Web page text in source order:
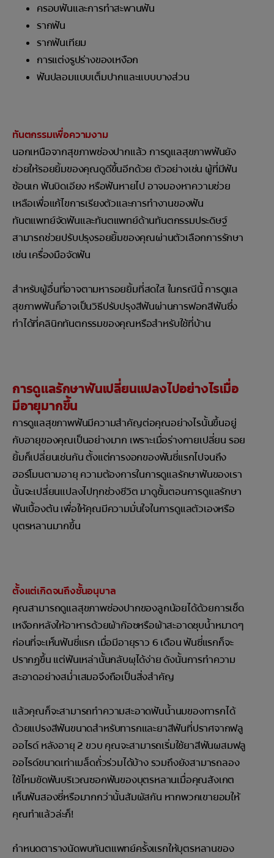
ครอบฟันและการทำสะพานฟัน
รากฟัน
รากฟันเทียม
การแต่งรูปร่างของเหงือก
ฟันปลอมแบบเต็มปากและแบบบางส่วน
ทันตกรรมเพื่อความงาม
นอกเหนือจากสุขภาพช่องปากแล้ว การดูแลสุขภาพฟันยัง
ช่วยให้รอยยิ้มของคุณดูดีขึ้นอีกด้วย ตัวอย่างเช่น ผู้ที่มีฟัน
ซ้อนเก ฟันบิดเอียง หรือฟันหายไป อาจมองหาความช่วย
เหลือเพื่อแก้ไขการเรียงตัวและการทำงานของฟัน
ทันตแพทย์จัดฟันและทันตแพทย์ด้านทันตกรรมประดิษฐ์
สามารถช่วยปรับปรุงรอยยิ้มของคุณผ่านตัวเลือกการรักษา
เช่น เครื่องมือจัดฟัน
สำหรับผู้อื่นที่อาจตามหารอยยิ้มที่สดใส ในกรณีนี้ การดูแล
สุขภาพฟันก็อาจเป็นวิธีปรับปรุงสีฟันผ่านการฟอกสีฟันซึ่ง
ทำได้ที่คลินิกทันตกรรมของคุณหรือสำหรับใช้ที่บ้าน
การดูแลรักษาฟันเปลี่ยนแปลงไปอย่างไรเมื่อ
มีอายุมากขึ้น
การดูแลสุขภาพฟันมีความสำคัญต่อคุณอย่างไรนั้นขึ้นอยู่
กับอายุของคุณเป็นอย่างมาก เพราะเมื่อร่างกายเปลี่ยน รอย
ยิ้มก็เปลี่ยนเช่นกัน ตั้งแต่การงอกของฟันซี่แรกไปจนถึง
ฮอร์โมนตามอายุ ความต้องการในการดูแลรักษาฟันของเรา
นั้นจะเปลี่ยนแปลงไปทุกช่วงชีวิต มาดูขั้นตอนการดูแลรักษา
ฟันเบื้องต้น เพื่อให้คุณมีความมั่นใจในการดูแลตัวเองหรือ
บุตรหลานมากขึ้น
ตั้งแต่เกิดจนถึงชั้นอนุบาล
คุณสามารถดูแลสุขภาพช่องปากของลูกน้อยได้ด้วยการเช็ด
เหงือกหลังให้อาหารด้วยผ้าก๊อซหรือผ้าสะอาดชุบน้ำหมาดๆ
ก่อนที่จะเห็นฟันซี่แรก เมื่อมีอายุราว 6 เดือน ฟันซี่แรกก็จะ
ปรากฏขึ้น แต่ฟันเหล่านั้นกลับผุได้ง่าย ดังนั้นการทำความ
สะอาดอย่างสม่ำเสมอจึงถือเป็นสิ่งสำคัญ
แล้วคุณก็จะสามารถทำความสะอาดฟันน้ำนมของทารกได้
ด้วยแปรงสีฟันขนาดสำหรับทารกและยาสีฟันที่ปราศจากฟลู
ออไรด์ หลังอายุ 2 ขวบ คุณจะสามารถเริ่มใช้ยาสีฟันผสมฟลู
ออไรด์ขนาดเท่าเมล็ดถั่วร่วมได้บ้าง รวมถึงยังสามารถลอง
ใช้ไหมขัดฟันบริเวณซอกฟันของบุตรหลานเมื่อคุณสังเกต
เห็นฟันสองซี่หรือมากกว่านั้นสัมผัสกัน หากพวกเขายอมให้
คุณทำแล้วล่ะก็!
กำหนดตารางนัดพบทันตแพทย์ครั้งแรกให้บุตรหลานของ